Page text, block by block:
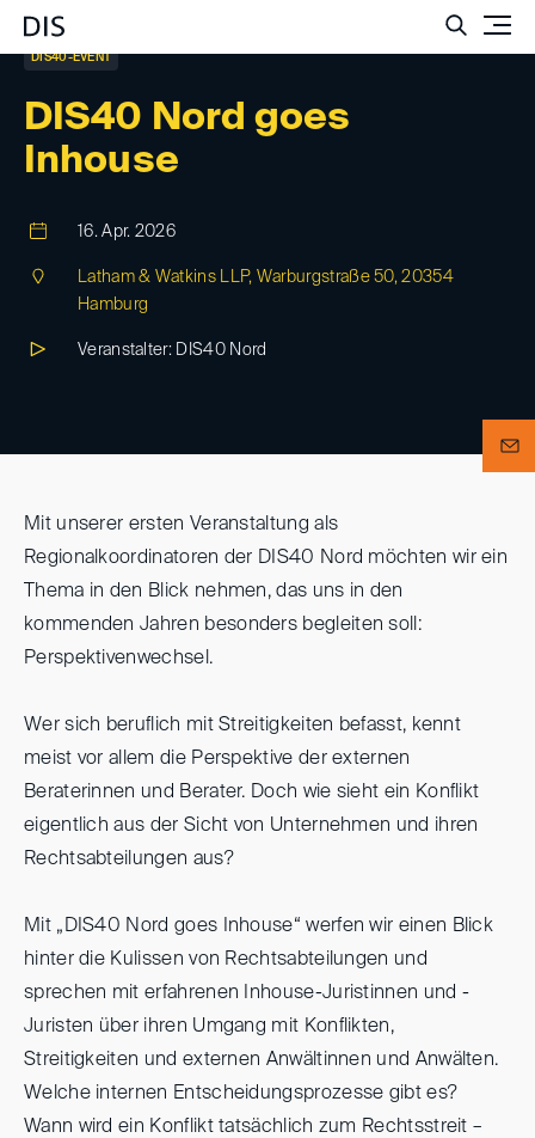
DIS40 Nord goes
Inhouse
DIS40-EVENT
16. Apr. 2026
Latham & Watkins LLP, Warburgstraße 50, 20354
Hamburg
Veranstalter: DIS40 Nord
Mit unserer ersten Veranstaltung als
Regionalkoordinatoren der DIS40 Nord möchten wir ein
Thema in den Blick nehmen, das uns in den
kommenden Jahren besonders begleiten soll:
Perspektivenwechsel.
Wer sich beruflich mit Streitigkeiten befasst, kennt
meist vor allem die Perspektive der externen
Beraterinnen und Berater. Doch wie sieht ein Konflikt
eigentlich aus der Sicht von Unternehmen und ihren
Rechtsabteilungen aus?
Mit „DIS40 Nord goes Inhouse“ werfen wir einen Blick
hinter die Kulissen von Rechtsabteilungen und
sprechen mit erfahrenen Inhouse-Juristinnen und -
Juristen über ihren Umgang mit Konflikten,
Streitigkeiten und externen Anwältinnen und Anwälten.
Welche internen Entscheidungsprozesse gibt es?
Wann wird ein Konflikt tatsächlich zum Rechtsstreit –